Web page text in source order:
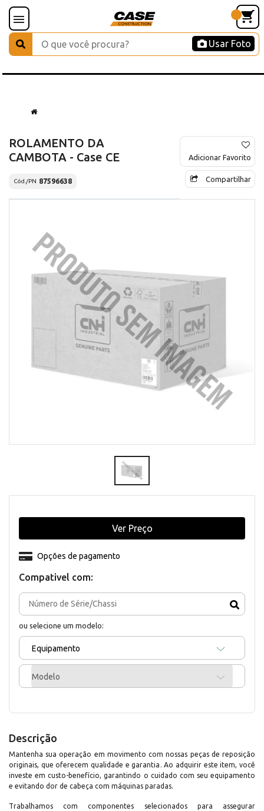
Usar Foto
ROLAMENTO DA
CAMBOTA - Case CE
Cód./PN 87596638
Adicionar Favorito
Compartilhar
Compativel com:
ou selecione um modelo:
Equipamento
Modelo
Opções de pagamento
Ver Preço
Descrição
Mantenha sua operação em movimento com nossas peças de reposição
originais, que oferecem qualidade e garantia. Ao adquirir este item, você
investe em custo-benefício, garantindo o cuidado com seu equipamento
e evitando dor de cabeça com máquinas paradas.
Trabalhamos com componentes selecionados para assegurar